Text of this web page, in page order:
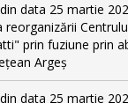
data 25 martie
reorganizării
prin fuziune prin
Argeș
data 25 martie